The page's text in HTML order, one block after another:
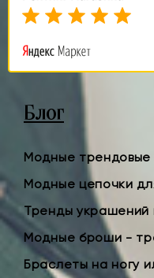
Блог
Модные трендовые
Модные цепочки
Тренды украшений
Модные броши -
Браслеты на ногу